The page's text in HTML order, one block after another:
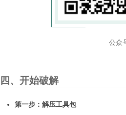
公众
四、开始破解
第一步：解压工具包